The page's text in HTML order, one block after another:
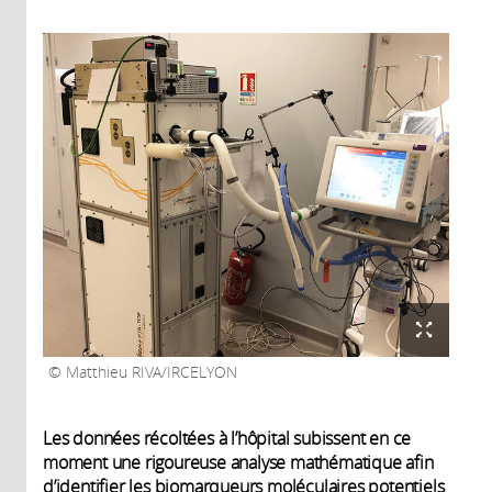
Matthieu RIVA/IRCELYON
Les données récoltées à l’hôpital subissent en ce
moment une rigoureuse analyse mathématique afin
d’identifier les biomarqueurs moléculaires potentiels